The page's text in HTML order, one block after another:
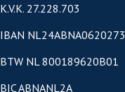
K.V.K. 27.228.703
IBAN
BTW NL 800189620B01
BIC ABNANL2A